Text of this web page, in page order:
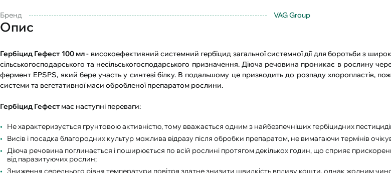
Бренд VAG Group
Опис
Гербіцид Гефест 100 мл- високоефективний системний гербіцид загальної системної дії для боротьби з
сільськогосподарського та несільськогосподарського призначення. Діюча речовина проникає в рослину
фермент EPSPS, який бере участь у синтезі білку. В подальшому це призводить до розпаду хлоропластів,
системи та вегетативної маси обробленої препаратом рослини.
Гербіцид Гефест має наступні переваги:
Не характеризується грунтовою активністю, тому вважається одним з найбезпечніших гербіцидних
Висів і посадка благородних культур можлива відразу після обробки препаратом, не вимагаючи термінів
Діюча речовина поглинається і поширюється по всій рослині протягом декількох годин, що сприяє
від паразитуючих рослин;
Зниження середнього рівня температури повітря здатне знизити швидкість впливу кошти, однак жодним